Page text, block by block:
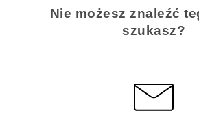
Nie możesz znaleźć
szukasz?